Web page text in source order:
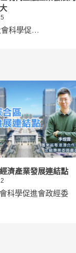
科學促…
濟產業發展連結點
科學促進會政經委